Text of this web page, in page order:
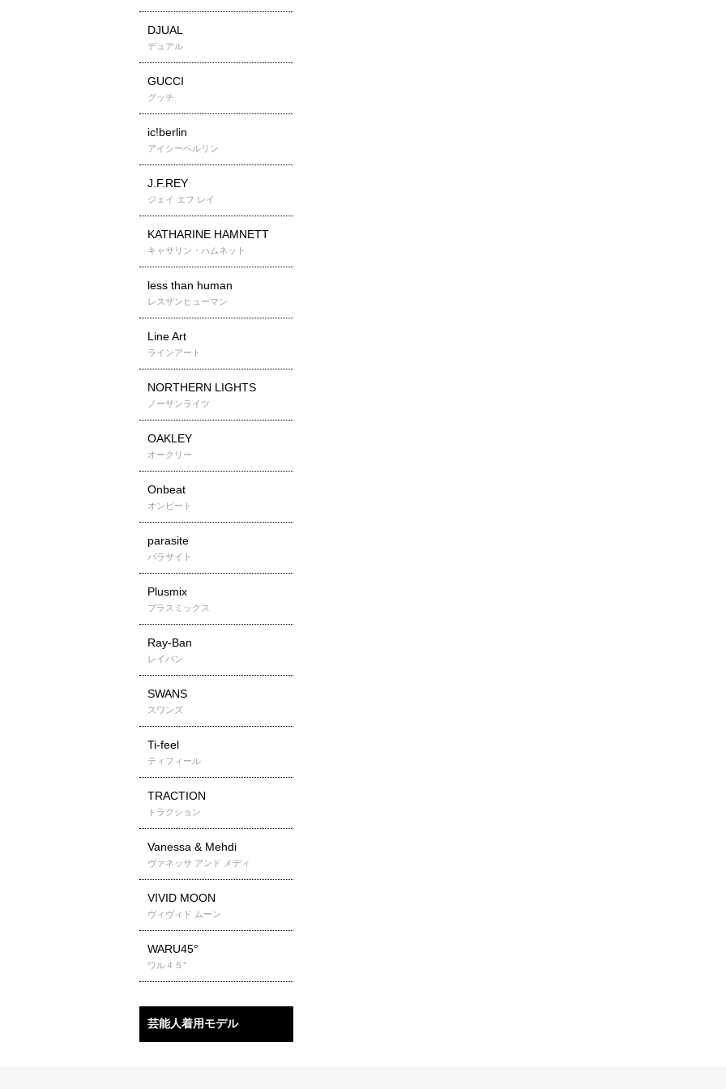
DJUAL
デュアル
GUCCI
グッチ
ic!berlin
アイシーベルリン
J.F.REY
ジェイ エフ レイ
KATHARINE HAMNETT
キャサリン・ハムネット
less than human
レスザンヒューマン
Line Art
ラインアート
NORTHERN LIGHTS
ノーザンライツ
OAKLEY
オークリー
Onbeat
オンビート
parasite
パラサイト
Plusmix
プラスミックス
Ray-Ban
レイバン
SWANS
スワンズ
Ti-feel
ティフィール
TRACTION
トラクション
Vanessa & Mehdi
ヴァネッサ アンド メディ
VIVID MOON
ヴィヴィド ムーン
WARU45°
ワル４５°
芸能人着用モデル